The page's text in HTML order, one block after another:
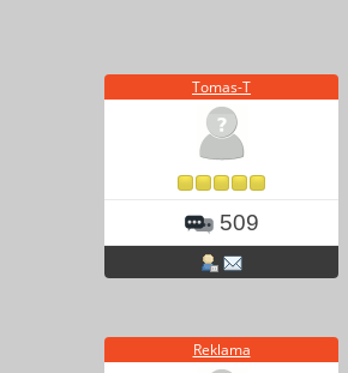
Tomas-T
509
Reklama